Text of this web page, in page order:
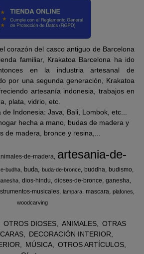
corazón del casco antiguo de Barcelona
familiar, Krakatoa Barcelona ha ido
en la industria artesanal de
por una segunda generación, Krakatoa
artesanía indonesia, trabajos en
plata, vidrio, etc.
Indonesia: Java, Bali, Lombok, etc...
hecha a mano, budas de madera y
de madera, bronce y resina,...
de-madera
artesania-de-
budha buda buda-de-bronce buddha
budismo
dios-hindu dioses-de-bronce ganesha
musicales lampara mascara plafones
woodcarving
OTROS DIOSES ANIMALES
OTRAS
DECORACIÓN INTERIOR
MÚSICA
OTROS ARTÍCULOS